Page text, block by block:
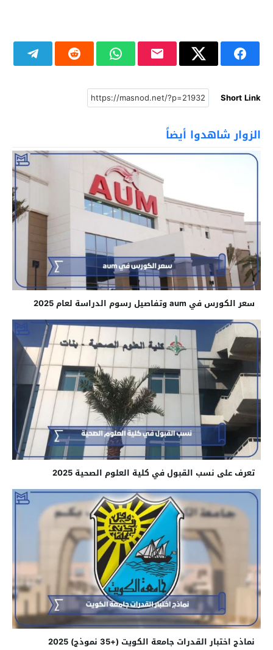
Short Link
الزوار شاهدوا أيضاً
سعر الكورس في aum وتفاصيل رسوم الدراسة لعام 2025
تعرف على نسب القبول في كلية العلوم الصحية 2025
نماذج اختبار القدرات جامعة الكويت (+35 نموذج) 2025